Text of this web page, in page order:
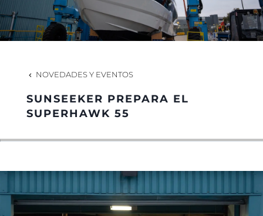
¿QUIÉNES SOMOS?
EL EQUIPO
HISTORIA
NOVEDADES Y EVENTOS
SUNSEEKER PREPARA EL
SUPERHAWK 55